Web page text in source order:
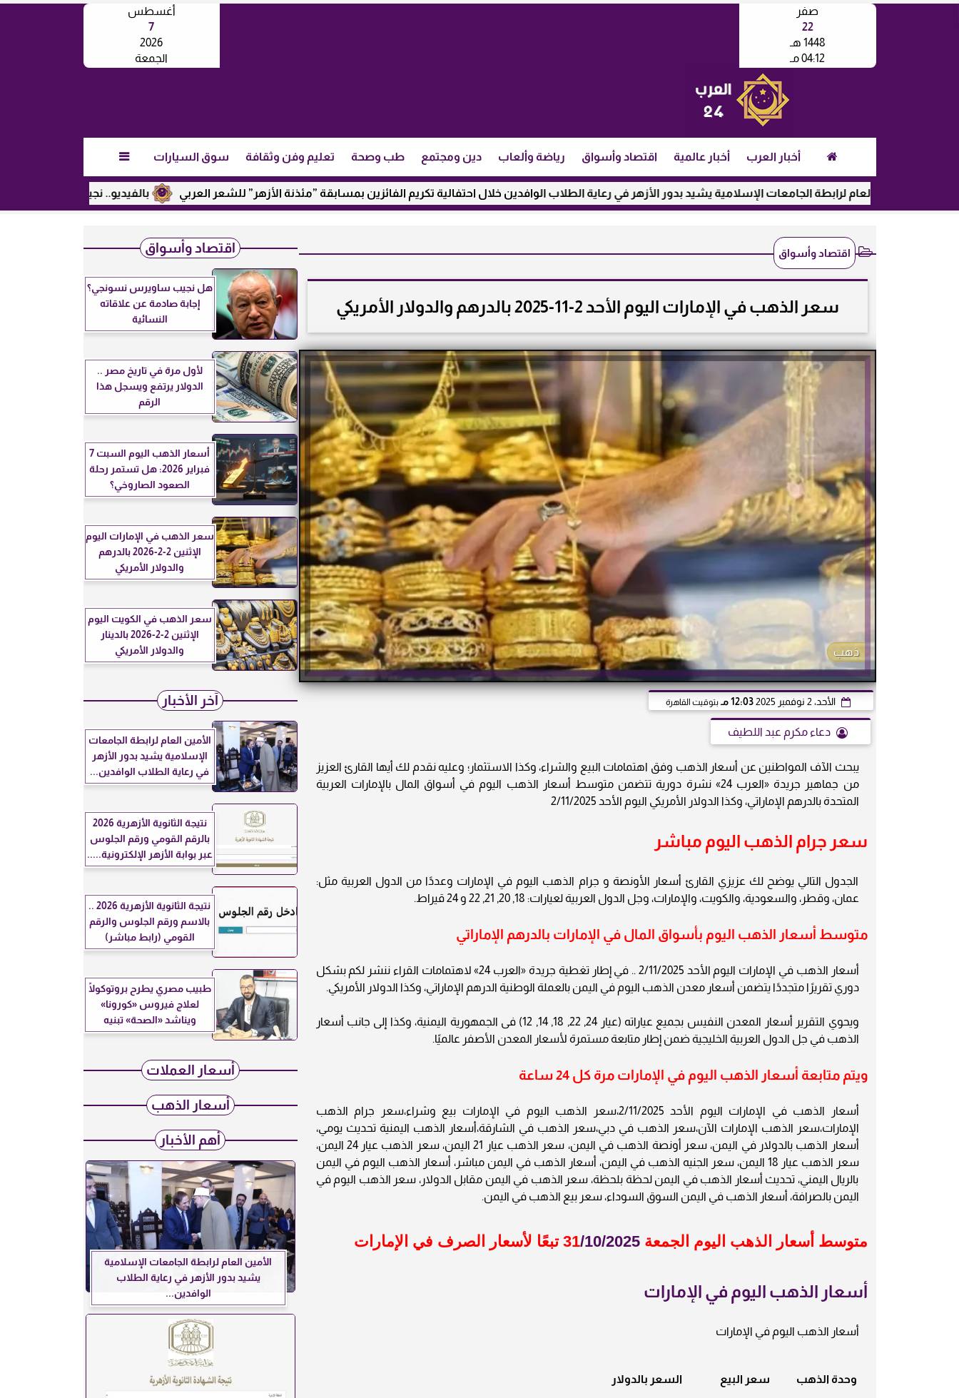
أغسطس
7
2026
الجمعة
صفر
22
1448 هـ
04:12 مـ
أخبار العرب أخبار عالمية اقتصاد وأسواق رياضة وألعاب دين ومجتمع طب وصحة تعليم وفن وثقافة سوق السيارات 
بالفيديو.. نجيب ساويرس يكشف عن رأيه في العام لرابطة الجامعات الإسلامية يشيد بدور الأزهر في رعاية الطلاب الوافدين خلال احتفالية تكريم الفائزين بمسابقة ”مئذنة الأزهر” للشعر العربي
اقتصاد وأسواق
سعر الذهب في الإمارات اليوم الأحد 2-11-2025 بالدرهم والدولار الأمريكي
ذهب
الأحد، 2 نوفمبر 2025 12:03 مـ بتوقيت القاهرة
دعاء مكرم عبد اللطيف
يبحث الآف المواطنين عن أسعار الذهب وفق اهتمامات البيع والشراء، وكذا الاستثمار؛ وعليه نقدم لك أيها القارئ العزيز
من جماهير جريدة «العرب 24» نشرة دورية تتضمن متوسط أسعار الذهب اليوم في أسواق المال بالإمارات العربية
المتحدة بالدرهم الإماراتي، وكذا الدولار الأمريكي اليوم الأحد 2/11/2025
سعر جرام الذهب اليوم مباشر
الجدول التالي يوضح لك عزيزي القارئ أسعار الأونصة و جرام الذهب اليوم في الإمارات وعددًا من الدول العربية مثل:
عمان، وقطر، والسعودية، والكويت، والإمارات، وجل الدول العربية لعيارات: 18, 20, 21, 22 و 24 قيراط.
متوسط أسعار الذهب اليوم بأسواق المال في الإمارات بالدرهم الإماراتي
أسعار الذهب في الإمارات اليوم الأحد 2/11/2025 .. في إطار تغطية جريدة «العرب 24» لاهتمامات القراء ننشر لكم بشكل
دوري تقريرًا متجددًا يتضمن أسعار معدن الذهب اليوم في اليمن بالعملة الوطنية الدرهم الإماراتي، وكذا الدولار الأمريكي.
ويحوي التقرير أسعار المعدن النفيس بجميع عياراته (عيار 24, 22, 18, 14, 12) فى الجمهورية اليمنية، وكذا إلى جانب أسعار
الذهب في جل الدول العربية الخليجية ضمن إطار متابعة مستمرة لأسعار المعدن الأصفر عالميًا.
ويتم متابعة أسعار الذهب اليوم في الإمارات مرة كل 24 ساعة
أسعار الذهب في الإمارات اليوم الأحد 2/11/2025،سعر الذهب اليوم في الإمارات بيع وشراء،سعر جرام الذهب
الإمارات،سعر الذهب الإمارات الآن،سعر الذهب في دبي،سعر الذهب في الشارقة،أسعار الذهب اليمنية تحديث يومي،
أسعار الذهب بالدولار في اليمن، سعر أونصة الذهب في اليمن، سعر الذهب عيار 21 اليمن، سعر الذهب عيار 24 اليمن،
سعر الذهب عيار 18 اليمن، سعر الجنيه الذهب في اليمن، أسعار الذهب في اليمن مباشر، أسعار الذهب اليوم في اليمن
بالريال اليمني، تحديث أسعار الذهب في اليمن لحظة بلحظة، سعر الذهب في اليمن مقابل الدولار، سعر الذهب اليوم في
اليمن بالصرافة، أسعار الذهب في اليمن السوق السوداء، سعر بيع الذهب في اليمن.
متوسط أسعار الذهب اليوم الجمعة 31/10/2025 تبعًا لأسعار الصرف في الإمارات
أسعار الذهب اليوم في الإمارات
أسعار الذهب اليوم في الإمارات
وحدة الذهب سعر البيع السعر بالدولار
اقتصاد وأسواق
هل نجيب ساويرس نسونجي؟
إجابة صادمة عن علاقاته
النسائية
لأول مرة في تاريخ مصر ..
الدولار يرتفع ويسجل هذا
الرقم
أسعار الذهب اليوم السبت 7
فبراير 2026: هل تستمر رحلة
الصعود الصاروخي؟
سعر الذهب في الإمارات اليوم
الإثنين 2-2-2026 بالدرهم
والدولار الأمريكي
سعر الذهب في الكويت اليوم
الإثنين 2-2-2026 بالدينار
والدولار الأمريكي
آخر الأخبار
الأمين العام لرابطة الجامعات
الإسلامية يشيد بدور الأزهر
في رعاية الطلاب الوافدين...
نتيجة الثانوية الأزهرية 2026
بالرقم القومي ورقم الجلوس
عبر بوابة الأزهر الإلكترونية.....
نتيجة الثانوية الأزهرية 2026 ..
بالاسم ورقم الجلوس والرقم
القومي (رابط مباشر)
طبيب مصري يطرح بروتوكولًا
لعلاج فيروس «كورونا»
ويناشد «الصحة» تبنيه
أسعار العملات
أسعار الذهب
أهم الأخبار
الأمين العام لرابطة الجامعات الإسلامية
يشيد بدور الأزهر في رعاية الطلاب
الوافدين...